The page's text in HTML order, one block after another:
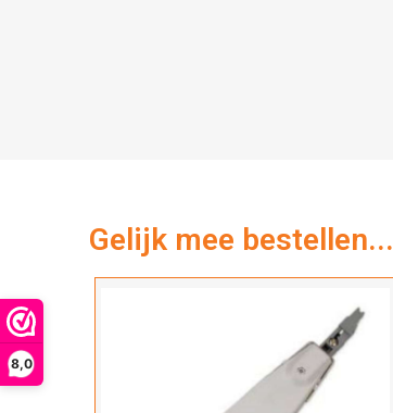
8,0
Gelijk mee bestellen...